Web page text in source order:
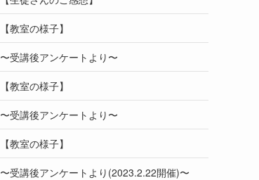
【教室の様子】
〜受講後アンケートより〜
【教室の様子】
〜受講後アンケートより〜
【教室の様子】
〜受講後アンケートより(2023.2.22開催)〜